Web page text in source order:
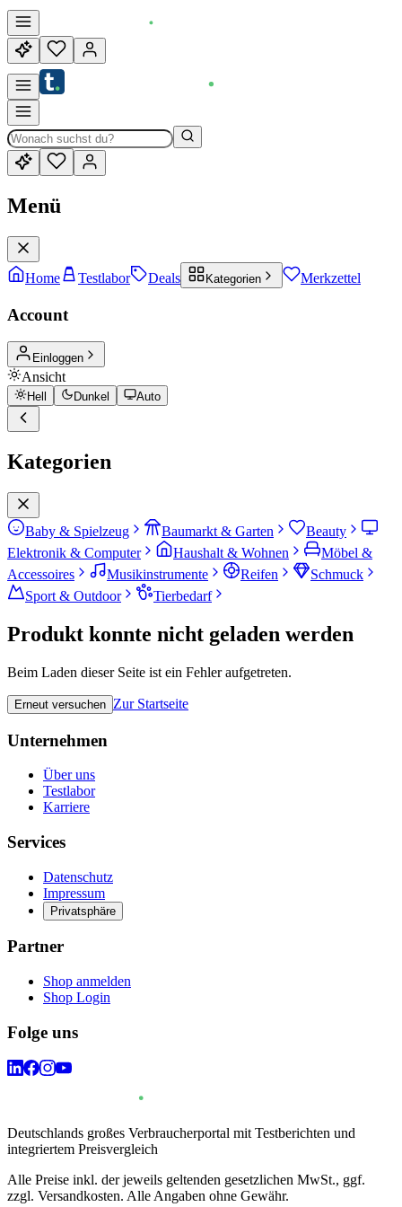
Menü
Home Testlabor Deals Kategorien Merkzettel
Account
Einloggen
Ansicht
Hell Dunkel Auto
Kategorien
Baby & Spielzeug Baumarkt & Garten
Beauty
Elektronik & Computer
Haushalt & Wohnen
Möbel &
Accessoires
Musikinstrumente Reifen
Schmuck
Sport & Outdoor
Tierbedarf
Produkt konnte nicht geladen werden
Beim Laden dieser Seite ist ein Fehler aufgetreten.
Erneut versuchen Zur Startseite
Unternehmen
Über uns
Testlabor
Karriere
Services
Datenschutz
Impressum
Privatsphäre
Partner
Shop anmelden
Shop Login
Folge uns
Deutschlands großes Verbraucherportal mit Testberichten und
integriertem Preisvergleich
Alle Preise inkl. der jeweils geltenden gesetzlichen MwSt., ggf.
zzgl. Versandkosten. Alle Angaben ohne Gewähr.